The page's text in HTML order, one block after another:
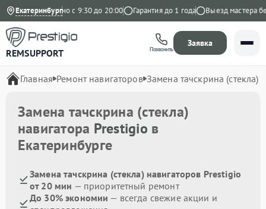
Екатеринбург
Ежедневно с 9:30 до 20:00 Гарантия до 1 года Выезд мастера
REMSUPPORT Позвонить
Заявка
Главная Ремонт навигаторов Замена тачскрина (стекла)
Замена тачскрина (стекла)
навигатора Prestigio в
Екатеринбурге
Замена тачскрина (стекла) навигаторов Prestigio
от 20 мин — приоритетный ремонт
До 30% экономии — всегда свежие акции и